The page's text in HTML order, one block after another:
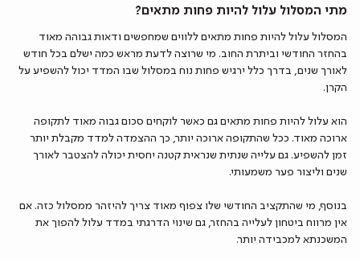
מתי המסלול עלול להיות פחות מתאים?
המסלול עלול להיות פחות מתאים ללווים שמחפשים ודאות גבוהה מאוד
בהחזר החודשי וביתרת החוב. מי שרוצה לדעת מראש כמה ישלם בכל חודש
לאורך שנים, בדרך כלל ירגיש פחות נוח במסלול שבו המדד יכול להשפיע על
הקרן.
הוא עלול להיות פחות מתאים גם כאשר לוקחים סכום גבוה מאוד לתקופה
ארוכה מאוד. ככל שהתקופה ארוכה יותר, כך ההצמדה למדד מקבלת יותר
זמן להשפיע. גם עלייה שנתית שנראית קטנה יחסית יכולה להצטבר לאורך
שנים וליצור פער משמעותי.
בנוסף, מי שהתקציב החודשי שלו צפוף מאוד צריך להיזהר ממסלול כזה. אם
אין מרווח ביטחון לעלייה בהחזר, גם שינוי הדרגתי במדד עלול להפוך את
המשכנתא למכבידה יותר.